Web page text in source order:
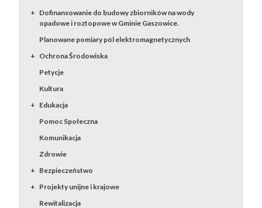
Dofinansowanie do budowy zbiorników na wody
opadowe i roztopowe w Gminie Gaszowice.
Planowane pomiary pól elektromagnetycznych
Ochrona Środowiska
Petycje
Kultura
Edukacja
Pomoc Społeczna
Komunikacja
Zdrowie
Bezpieczeństwo
Projekty unijne i krajowe
Rewitalizacja